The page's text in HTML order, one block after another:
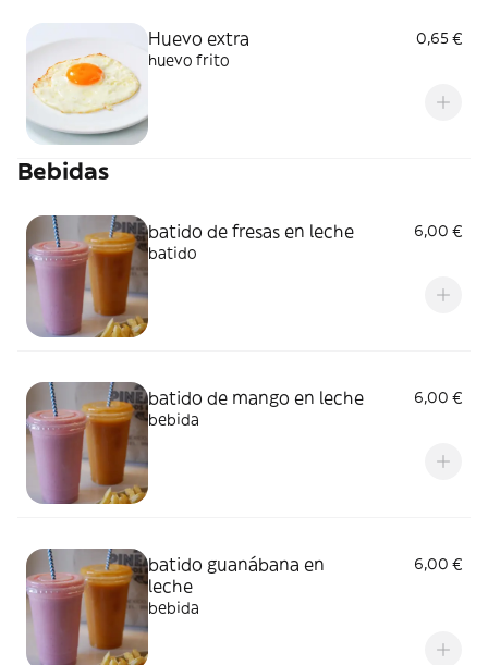
Huevo extra
0,65 €
huevo frito
Bebidas
batido de fresas en leche
6,00 €
batido
batido de mango en leche
6,00 €
bebida
batido guanábana en
leche
6,00 €
bebida